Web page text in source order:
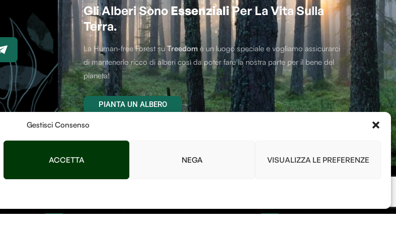
Gestisci Consenso
ACCETTA NEGA VISUALIZZA LE PREFERENZE
Gli Alberi Sono EssenzialiPer La Vita Sulla
Terra.
La Human-free Forest suTreedom è un luogo speciale e vogliamo assicurarci
di mantenerlo ricco di alberi così da poter fare la nostra parte per il bene del
pianeta!
PIANTA UN ALBERO